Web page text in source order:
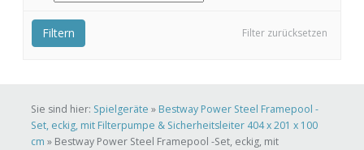
Filter zurücksetzen
Filtern
Sie sind hier: Spielgeräte » Bestway Power Steel Framepool -
Set, eckig, mit Filterpumpe & Sicherheitsleiter 404 x 201 x 100
cm » Bestway Power Steel Framepool -Set, eckig, mit